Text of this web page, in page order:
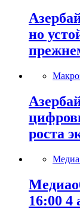
но
роста
Медиа
16:00 4